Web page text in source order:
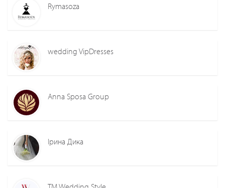
Rymasoza
wedding VipDresses
Anna Sposa Group
Ірина Дика